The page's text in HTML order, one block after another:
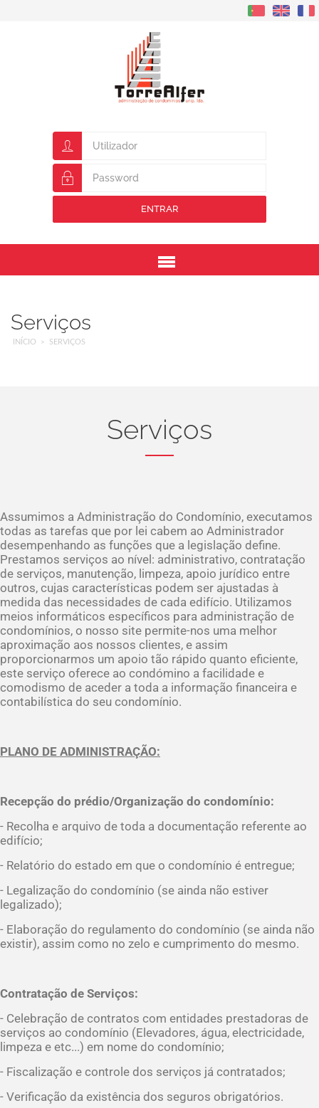
ENTRAR
Menu
Serviços
INÍCIO SERVIÇOS
Serviços
Assumimos a Administração do Condomínio, executamos
todas as tarefas que por lei cabem ao Administrador
desempenhando as funções que a legislação define.
Prestamos serviços ao nível: administrativo, contratação
de serviços, manutenção, limpeza, apoio jurídico entre
outros, cujas características podem ser ajustadas à
medida das necessidades de cada edifício. Utilizamos
meios informáticos específicos para administração de
condomínios, o nosso site permite-nos uma melhor
aproximação aos nossos clientes, e assim
proporcionarmos um apoio tão rápido quanto eficiente,
este serviço oferece ao condómino a facilidade e
comodismo de aceder a toda a informação financeira e
contabilística do seu condomínio.
PLANO DE ADMINISTRAÇÃO:
Recepção do prédio/Organização do condomínio:
- Recolha e arquivo de toda a documentação referente ao
edifício;
- Relatório do estado em que o condomínio é entregue;
- Legalização do condomínio (se ainda não estiver
legalizado);
- Elaboração do regulamento do condomínio (se ainda não
existir), assim como no zelo e cumprimento do mesmo.
Contratação de Serviços:
- Celebração de contratos com entidades prestadoras de
serviços ao condomínio (Elevadores, água, electricidade,
limpeza e etc...) em nome do condomínio;
- Fiscalização e controle dos serviços já contratados;
- Verificação da existência dos seguros obrigatórios.